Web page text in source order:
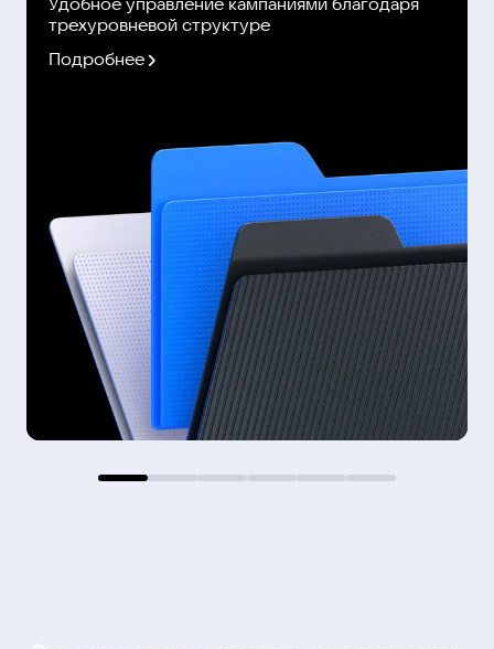
трехуровневой структуре
Подробнее